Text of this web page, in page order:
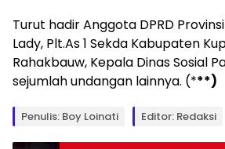
Turut hadir Anggota DPRD
Lady, Plt.As 1 Sekda Kabupaten
Rahakbauw, Kepala Dinas Sosial
sejumlah undangan lainnya. (***)
Penulis: Boy Loinati Editor: Redaksi